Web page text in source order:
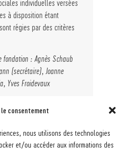
le consentement
nous utilisons des technologies
et/ou accéder aux informations des
individuelles versées
à disposition étant
régies par des critères
fondation : Agnès Schaub
(secrétaire), Joanne
Yves Froidevaux
pour soutenir la